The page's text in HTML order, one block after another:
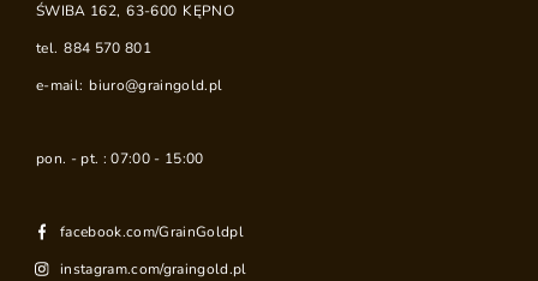
ŚWIBA 162, 63-600 KĘPNO
tel. 884 570 801
e-mail: biuro@graingold.pl
pon. - pt. : 07:00 - 15:00
facebook.com/GrainGoldpl
instagram.com/graingold.pl